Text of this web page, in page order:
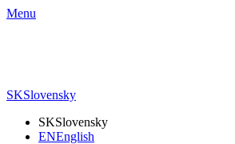
Menu
SKSlovensky
SKSlovensky
ENEnglish